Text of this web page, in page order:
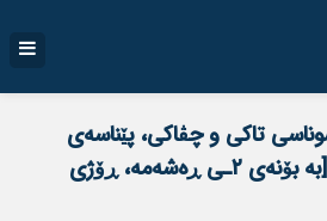
تاکی و چڤاکی، پێناسەی
میراتی ماکی و میناکی [بە بۆنەی ۲ـی ڕەشەمە، ڕۆژی